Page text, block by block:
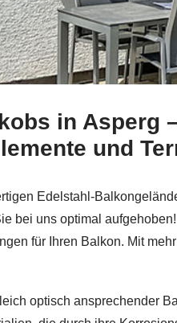
– anfragen beiSchmid
in Asperg
und
Edelstahl-
bei uns optimal
für Ihren Balkon. Mit
optisch ansprechender